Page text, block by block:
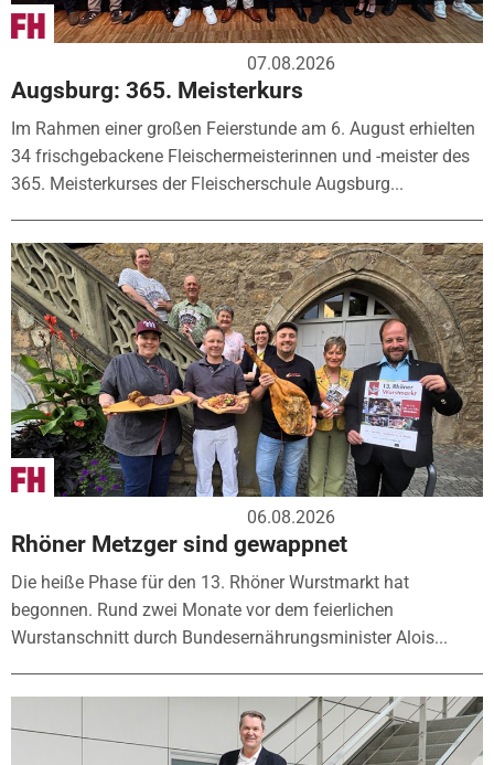
07.08.2026
Augsburg: 365. Meisterkurs
Im Rahmen einer großen Feierstunde am 6. August erhielten
34 frischgebackene Fleischermeisterinnen und -meister des
365. Meisterkurses der Fleischerschule Augsburg...
06.08.2026
Rhöner Metzger sind gewappnet
Die heiße Phase für den 13. Rhöner Wurstmarkt hat
begonnen. Rund zwei Monate vor dem feierlichen
Wurstanschnitt durch Bundesernährungsminister Alois...